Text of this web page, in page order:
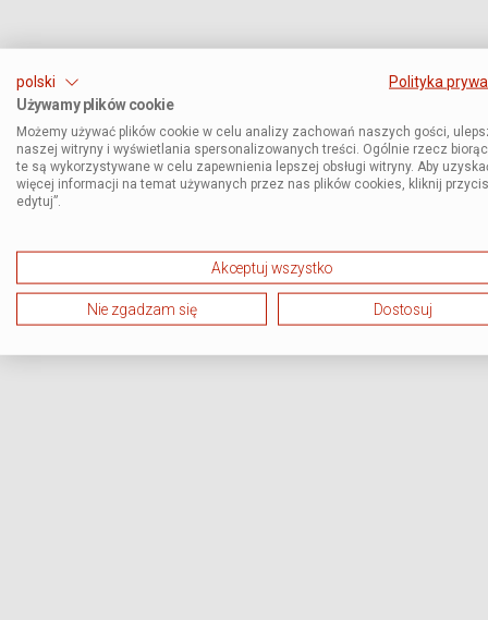
polski
Polityka
Używamy plików cookie
Możemy używać plików cookie w celu analizy zachowań naszych gości,
naszej witryny i wyświetlania spersonalizowanych treści. Ogólnie rzecz
te są wykorzystywane w celu zapewnienia lepszej obsługi witryny. Aby
więcej informacji na temat używanych przez nas plików cookies, kliknij
edytuj”.
Akceptuj wszystko
Nie zgadzam się Dostosuj